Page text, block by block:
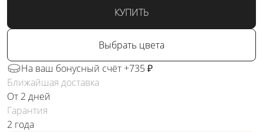
КУПИТЬ
Выбрать цвета
На ваш бонусный счёт +735 ₽
Ближайшая доставка
От 2 дней
Гарантия
2 года